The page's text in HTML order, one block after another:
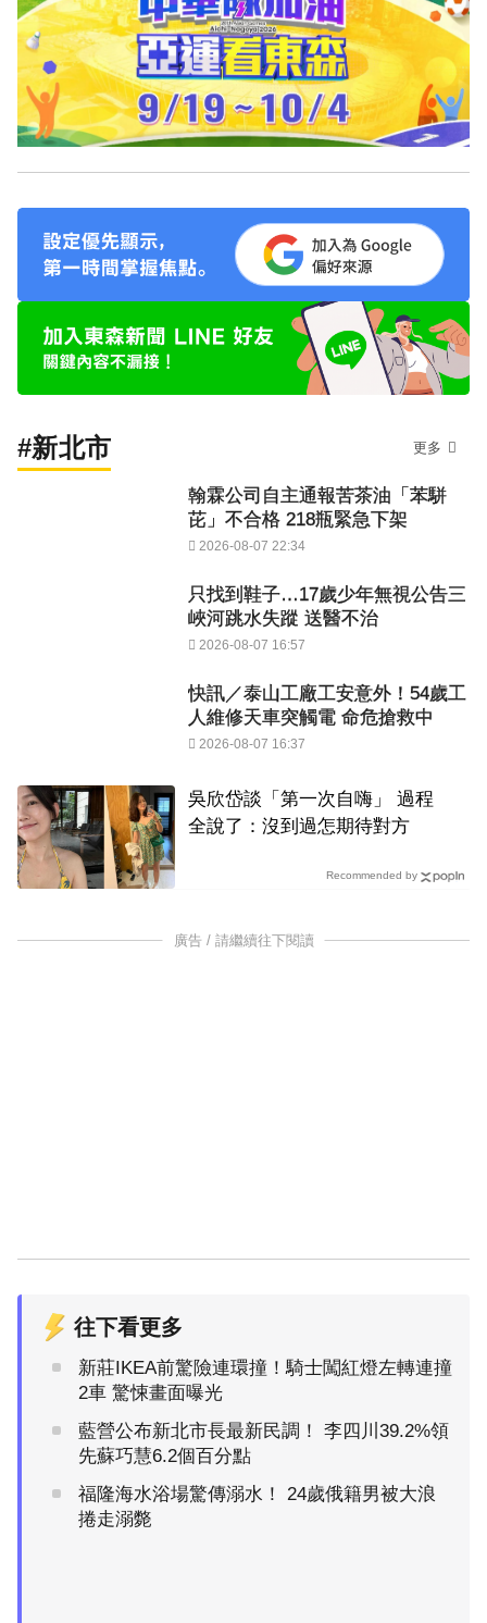
#新北市 更多
翰霖公司自主通報苦茶油「苯駢
芘」不合格 218瓶緊急下架
2026-08-07 22:34
只找到鞋子…17歲少年無視公告三
峽河跳水失蹤 送醫不治
2026-08-07 16:57
快訊／泰山工廠工安意外！54歲工
人維修天車突觸電 命危搶救中
2026-08-07 16:37
吳欣岱談「第一次自嗨」 過程
全說了：沒到過怎期待對方
Recommended by
廣告 / 請繼續往下閱讀
往下看更多
新莊IKEA前驚險連環撞！騎士闖紅燈左轉連撞
2車 驚悚畫面曝光
藍營公布新北市長最新民調！ 李四川39.2%領
先蘇巧慧6.2個百分點
福隆海水浴場驚傳溺水！ 24歲俄籍男被大浪
捲走溺斃